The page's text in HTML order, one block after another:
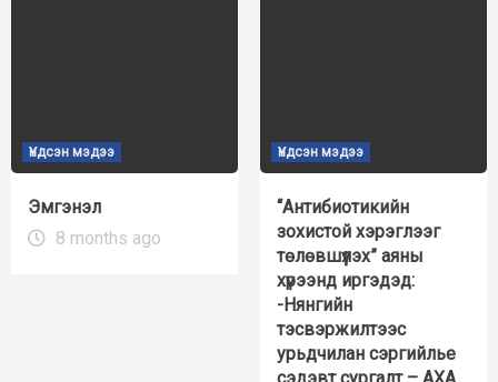
Үндсэн мэдээ
Эмгэнэл
8 months ago
Үндсэн мэдээ
“Антибиотикийн
зохистой хэрэглээг
төлөвшүүлэх” аяны
хүрээнд иргэдэд:
-Нянгийн
тэсвэржилтээс
урьдчилан сэргийлье
сэдэвт сургалт – АХА